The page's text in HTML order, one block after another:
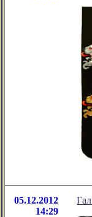
05.12.2012
14:29